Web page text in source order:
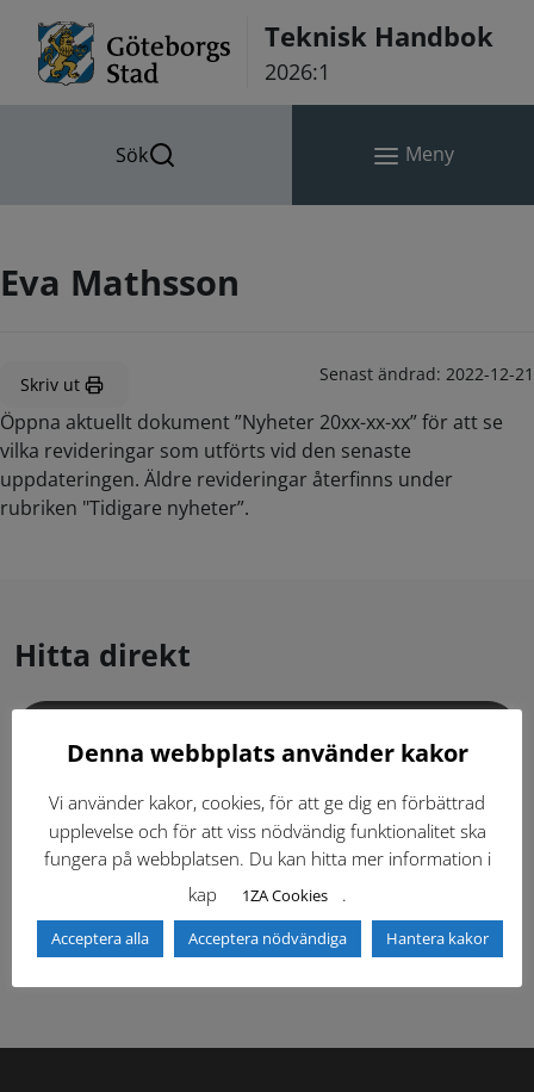
Teknisk Handbok
2026:1
Sök Meny
Eva Mathsson
Skriv ut Senast ändrad: 2022-12-21
Öppna aktuellt dokument ”Nyheter 20xx-xx-xx” för att se
vilka revideringar som utförts vid den senaste
uppdateringen. Äldre revideringar återfinns under
rubriken "Tidigare nyheter”.
Hitta direkt
Dokumentbibliotek Kontaktlista
Tidigare versioner Nyheter
Säkerhetsordningen
Denna webbplats använder kakor
Vi använder kakor, cookies, för att ge dig en förbättrad
upplevelse och för att viss nödvändig funktionalitet ska
fungera på webbplatsen. Du kan hitta mer information i
kap
1ZA Cookies .
Acceptera alla Acceptera nödvändiga Hantera kakor